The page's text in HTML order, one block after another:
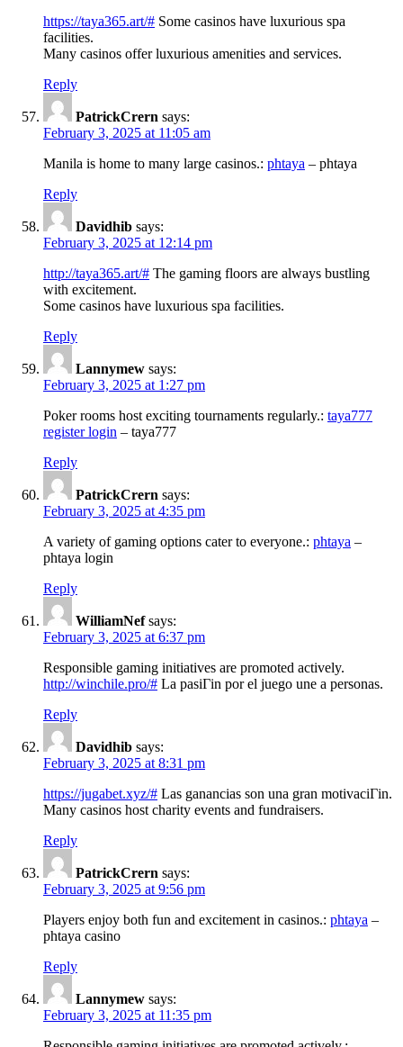
https://taya365.art/# Some casinos have luxurious spa
facilities.
Many casinos offer luxurious amenities and services.
Reply
PatrickCrern says:
February 3, 2025 at 11:05 am
Manila is home to many large casinos.: phtaya – phtaya
Reply
Davidhib says:
February 3, 2025 at 12:14 pm
http://taya365.art/# The gaming floors are always bustling
with excitement.
Some casinos have luxurious spa facilities.
Reply
Lannymew says:
February 3, 2025 at 1:27 pm
Poker rooms host exciting tournaments regularly.: taya777
register login – taya777
Reply
PatrickCrern says:
February 3, 2025 at 4:35 pm
A variety of gaming options cater to everyone.: phtaya –
phtaya login
Reply
WilliamNef says:
February 3, 2025 at 6:37 pm
Responsible gaming initiatives are promoted actively.
http://winchile.pro/# La pasiГіn por el juego une a personas.
Reply
Davidhib says:
February 3, 2025 at 8:31 pm
https://jugabet.xyz/# Las ganancias son una gran motivaciГіn.
Many casinos host charity events and fundraisers.
Reply
PatrickCrern says:
February 3, 2025 at 9:56 pm
Players enjoy both fun and excitement in casinos.: phtaya –
phtaya casino
Reply
Lannymew says:
February 3, 2025 at 11:35 pm